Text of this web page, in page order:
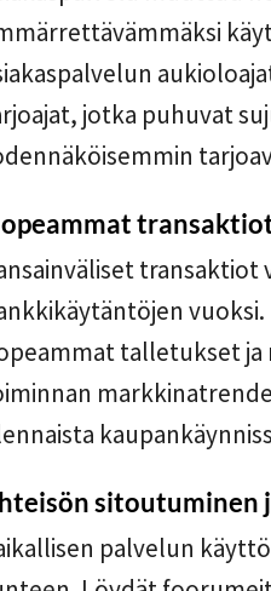
jotka puhuvat
transaktiot
talletukset
sitoutuminen
palvelun